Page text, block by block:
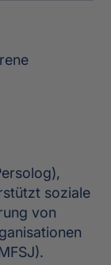
soziale
von